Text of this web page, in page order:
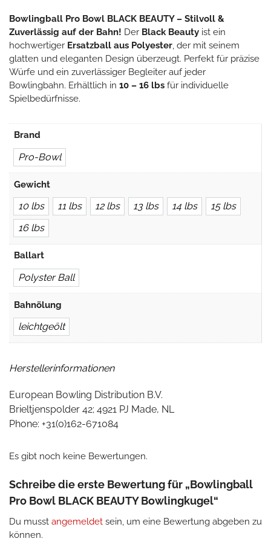
Bowlingball Pro Bowl BLACK BEAUTY – Stilvoll &
Zuverlässig auf der Bahn! Der Black Beauty ist ein
hochwertiger Ersatzball aus Polyester, der mit seinem
glatten und eleganten Design überzeugt. Perfekt für präzise
Würfe und ein zuverlässiger Begleiter auf jeder
Bowlingbahn. Erhältlich in 10 – 16 lbs für individuelle
Spielbedürfnisse.
Brand
Pro-Bowl
Gewicht
10 lbs 11 lbs 12 lbs 13 lbs 14 lbs
15 lbs
16 lbs
Ballart
Polyster Ball
Bahnölung
leichtgeölt
Herstellerinformationen
European Bowling Distribution B.V.
Brieltjenspolder 42; 4921 PJ Made, NL
Phone: +31(0)162-671084
Es gibt noch keine Bewertungen.
Schreibe die erste Bewertung für „Bowlingball
Pro Bowl BLACK BEAUTY Bowlingkugel“
Du musst angemeldet sein, um eine Bewertung abgeben zu
können.